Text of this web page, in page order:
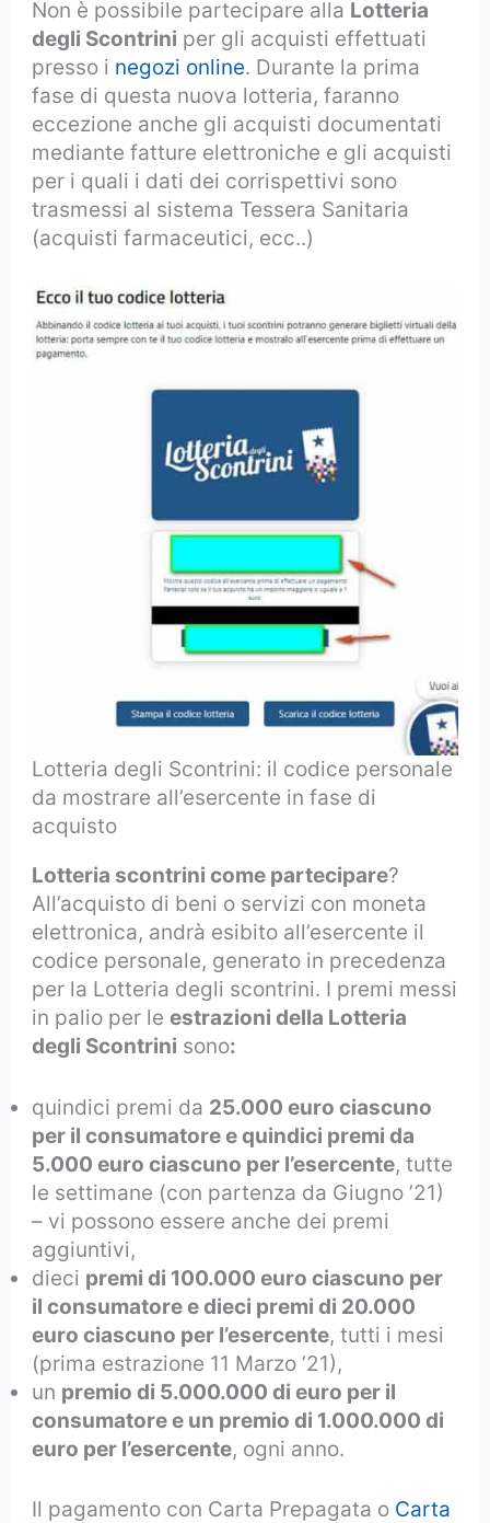
Non è possibile partecipare alla Lotteria
degli Scontrini per gli acquisti effettuati
presso i negozi online. Durante la prima
fase di questa nuova lotteria, faranno
eccezione anche gli acquisti documentati
mediante fatture elettroniche e gli acquisti
per i quali i dati dei corrispettivi sono
trasmessi al sistema Tessera Sanitaria
(acquisti farmaceutici, ecc..)
Lotteria degli Scontrini: il codice personale
da mostrare all’esercente in fase di
acquisto
Lotteria scontrini come partecipare?
All’acquisto di beni o servizi con moneta
elettronica, andrà esibito all’esercente il
codice personale, generato in precedenza
per la Lotteria degli scontrini. I premi messi
in palio per leestrazioni della Lotteria
degli Scontrini sono:
quindici premi da 25.000 euro ciascuno
per il consumatore e quindici premi da
5.000 euro ciascuno per l’esercente, tutte
le settimane (con partenza da Giugno ’21)
– vi possono essere anche dei premi
aggiuntivi,
dieci premi di 100.000 euro ciascuno per
il consumatore e dieci premi di 20.000
euro ciascuno per l’esercente, tutti i mesi
(prima estrazione 11 Marzo ’21),
un premio di 5.000.000 di euro per il
consumatore e un premio di 1.000.000 di
euro per l’esercente, ogni anno.
Il pagamento con Carta Prepagata o Carta